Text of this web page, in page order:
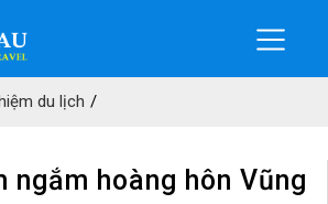
du lịch
ngắm hoàng hôn Vũng